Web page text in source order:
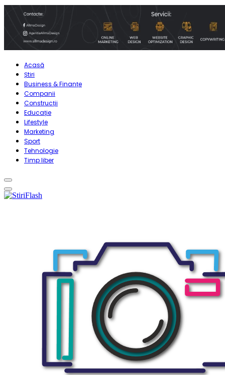
Acasă
Știri
Business & Finanțe
Companii
Construcții
Educație
Lifestyle
Marketing
Sport
Tehnologie
Timp liber